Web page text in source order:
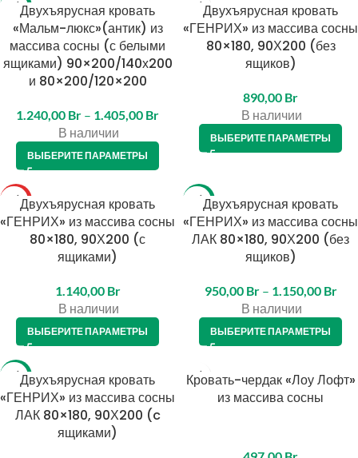
-12%Двухъярусная кровать
«Мальм-люкс»(антик) из
массива сосны (с белыми
ящиками) 90×200/140х200
и 80×200/120×200
1.240,00 Br – 1.405,00 Br
В наличии
ВЫБЕРИТЕ ПАРАМЕТРЫ
Двухъярусная кровать
«ГЕНРИХ» из массива сосны
80×180, 90Х200 (без
ящиков)
890,00 Br
В наличии
ВЫБЕРИТЕ ПАРАМЕТРЫ
ТОПДвухъярусная кровать
«ГЕНРИХ» из массива сосны
80×180, 90Х200 (с
ящиками)
1.140,00 Br
В наличии
ВЫБЕРИТЕ ПАРАМЕТРЫ
-17%Двухъярусная кровать
«ГЕНРИХ» из массива сосны
ЛАК 80×180, 90Х200 (без
ящиков)
950,00 Br – 1.150,00 Br
В наличии
ВЫБЕРИТЕ ПАРАМЕТРЫ
-14%Двухъярусная кровать
«ГЕНРИХ» из массива сосны
ЛАК 80×180, 90Х200 (c
ящиками)
Кровать-чердак «Лоу Лофт»
из массива сосны